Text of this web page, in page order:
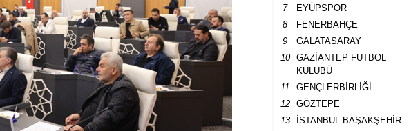
7
EYÜPSPOR
8
FENERBAHÇE
9
GALATASARAY
10
GAZİANTEP FUTBOL
KULÜBÜ
11 GENÇLERBİRLİĞİ
12
GÖZTEPE
13
İSTANBUL BAŞAKŞEHİR